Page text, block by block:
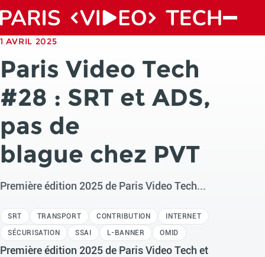
1 AVRIL 2025
Paris Video Tech
#28 : SRT et ADS,
pas de
blague chez PVT
Première édition 2025 de Paris Video Tech...
SRT TRANSPORT CONTRIBUTION
INTERNET
SÉCURISATION
SSAI L-BANNER OMID
Première édition 2025 de Paris Video Tech et